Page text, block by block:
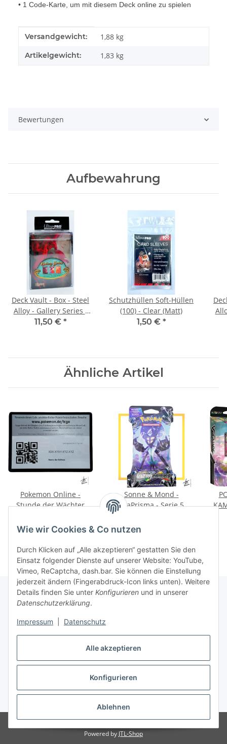
Alle akzeptieren
Konfigurieren
Ablehnen
Wie wir Cookies & Co nutzen
Durch Klicken auf „Alle akzeptieren“ gestatten Sie den
Einsatz folgender Dienste auf unserer Website: YouTube,
Vimeo, ReCaptcha, dash.bar. Sie können die Einstellung
jederzeit ändern (Fingerabdruck-Icon links unten). Weitere
Details finden Sie unter Konfigurieren und in unserer
Datenschutzerklärung.
Impressum Datenschutz
• 1 Code-Karte, um mit diesem Deck online zu spielen
Produkteigenschaft
Wert
Versandgewicht: 1,88 kg
Artikelgewicht: 1,83 kg
Bewertungen
Aufbewahrung
Deck Vault - Box - Steel
Alloy - Gallery Series -
Jeff Easley "The Final
11,50 € *
Schutzhüllen Soft-Hüllen
(100) - Clear (Matt)
1,50 € *
Ähnliche Artikel
Pokemon Online -
Stunde der Wächter
Sonne & Mond -
UltraPrisma - Serie 5 -
Booster (DE) - Sleeved
Vertrag widerrufen
Powered by JTL-Shop